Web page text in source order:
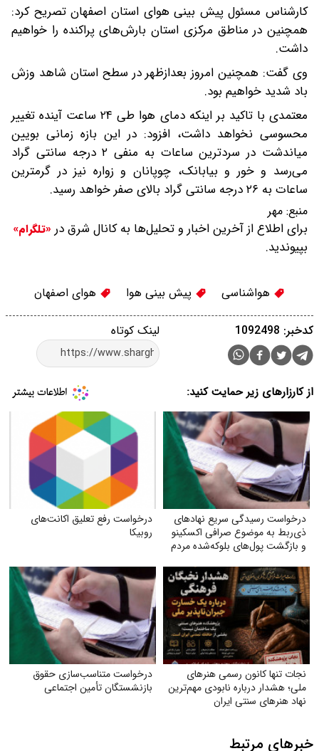
کارشناس مسئول پیش بینی هوای استان اصفهان تصریح کرد:
همچنین در مناطق مرکزی استان بارش‌های پراکنده را خواهیم
داشت.
وی گفت: همچنین امروز بعدازظهر در سطح استان شاهد وزش
باد شدید خواهیم بود.
معتمدی با تاکید بر اینکه دمای هوا طی ۲۴ ساعت آینده تغییر
محسوسی نخواهد داشت، افزود: در این بازه زمانی بویین
میاندشت در سردترین ساعات به منفی ۲ درجه سانتی گراد
می‌رسد و خور و بیابانک، چوپانان و زواره نیز در گرمترین
ساعات به ۲۶ درجه سانتی گراد بالای صفر خواهد رسید.
منبع: مهر
برای اطلاع از آخرین اخبار و تحلیل‌ها به کانال شرق در «تلگرام»
بپیوندید.
هواشناسی پیش بینی هوا هوای اصفهان
لینک کوتاه کدخبر: 1092498
از کارزارهای زیر حمایت کنید:
درخواست رسیدگی سریع نهادهای
ذی‌ربط به موضوع صرافی اکسکینو
و بازگشت پول‌های بلوکه‌شده مردم
درخواست رفع تعلیق اکانت‌های
روبیکا
نجات تنها کانون رسمی هنرهای
ملی؛ هشدار درباره نابودی مهم‌ترین
نهاد هنرهای سنتی ایران
درخواست متناسب‌سازی حقوق
بازنشستگان تأمین اجتماعی
خبرهای مرتبط